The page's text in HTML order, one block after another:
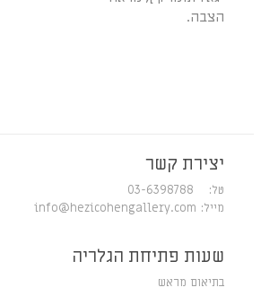
הצבה.
יצירת קשר
טל: 03-6398788
מייל: info@hezicohengallery.com
שעות פתיחת הגלריה
בתיאום מראש